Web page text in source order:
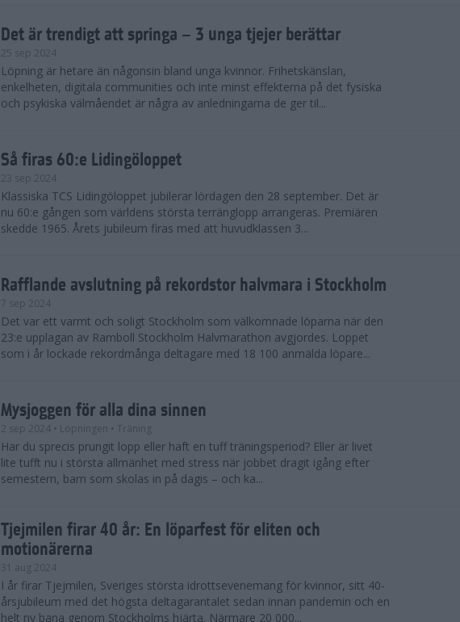
Det är trendigt att springa – 3 unga tjejer berättar
25 sep 2024
Löpning är hetare än någonsin bland unga kvinnor. Frihetskänslan,
enkelheten, digitala communities och inte minst effekterna på det fysiska
och psykiska välmåendet är några av anledningarna de ger til...
Så firas 60:e Lidingöloppet
23 sep 2024
Klassiska TCS Lidingöloppet jubilerar lördagen den 28 september. Det är
nu 60:e gången som världens största terränglopp arrangeras. Premiären
skedde 1965. Årets jubileum firas med att huvudklassen 3...
Rafflande avslutning på rekordstor halvmara i Stockholm
7 sep 2024
Det var ett varmt och soligt Stockholm som välkomnade löparna när den
23:e upplagan av Ramboll Stockholm Halvmarathon avgjordes. Loppet
som i år lockade rekordmånga deltagare med 18 100 anmälda löpare...
Mysjoggen för alla dina sinnen
2 sep 2024 • Löpningen • Träning
Har du sprecis prungit lopp eller haft en tuff träningsperiod? Eller är livet
lite tufft nu i största allmänhet med stress när jobbet dragit igång efter
semestern, barn som skolas in på dagis – och ka...
Tjejmilen firar 40 år: En löparfest för eliten och
motionärerna
31 aug 2024
I år firar Tjejmilen, Sveriges största idrottsevenemang för kvinnor, sitt 40-
årsjubileum med det högsta deltagarantalet sedan innan pandemin och en
helt ny bana genom Stockholms hjärta. Närmare 20 000...